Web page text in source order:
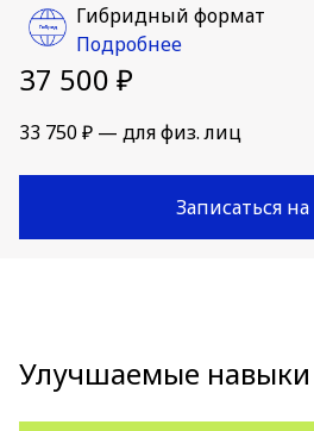
Гибридный формат
Подробнее
37 500 ₽
33 750 ₽ — для физ. лиц
Записаться
Улучшаемые навыки